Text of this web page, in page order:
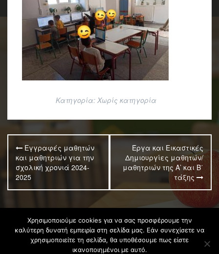
Κατηγορία: Χωρίς κατηγορία
Πλοήγηση
άρθρων
Εγγραφές μαθητών
και μαθητριών για την
σχολική χρονιά 2024-
2025
Έργα και Εικαστικές
Δημιουργίες μαθητών/
μαθητριών της Α’ και Β΄
τάξης
Φιλοξενείται στοhttps://blogs.sch.gr |Όροι χρήσης
Δήλωση προσβασιμότητας|
Χρησιμοποιούμε cookies για να σας προσφέρουμε την
καλύτερη δυνατή εμπειρία στη σελίδα μας. Εάν συνεχίσετε να
χρησιμοποιείτε τη σελίδα, θα υποθέσουμε πως είστε
ικανοποιημένοι με αυτό.